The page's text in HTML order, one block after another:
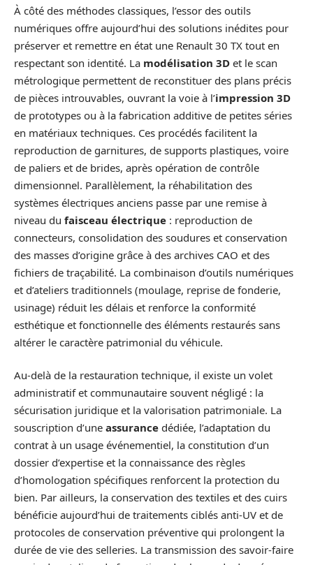
À côté des méthodes classiques, l’essor des outils
numériques offre aujourd’hui des solutions inédites pour
préserver et remettre en état une Renault 30 TX tout en
respectant son identité. La modélisation 3D et le scan
métrologique permettent de reconstituer des plans précis
de pièces introuvables, ouvrant la voie à l’impression 3D
de prototypes ou à la fabrication additive de petites séries
en matériaux techniques. Ces procédés facilitent la
reproduction de garnitures, de supports plastiques, voire
de paliers et de brides, après opération de contrôle
dimensionnel. Parallèlement, la réhabilitation des
systèmes électriques anciens passe par une remise à
niveau du faisceau électrique : reproduction de
connecteurs, consolidation des soudures et conservation
des masses d’origine grâce à des archives CAO et des
fichiers de traçabilité. La combinaison d’outils numériques
et d’ateliers traditionnels (moulage, reprise de fonderie,
usinage) réduit les délais et renforce la conformité
esthétique et fonctionnelle des éléments restaurés sans
altérer le caractère patrimonial du véhicule.
Au-delà de la restauration technique, il existe un volet
administratif et communautaire souvent négligé : la
sécurisation juridique et la valorisation patrimoniale. La
souscription d’une assurance dédiée, l’adaptation du
contrat à un usage événementiel, la constitution d’un
dossier d’expertise et la connaissance des règles
d’homologation spécifiques renforcent la protection du
bien. Par ailleurs, la conservation des textiles et des cuirs
bénéficie aujourd’hui de traitements ciblés anti-UV et de
protocoles de conservation préventive qui prolongent la
durée de vie des selleries. La transmission des savoir-faire